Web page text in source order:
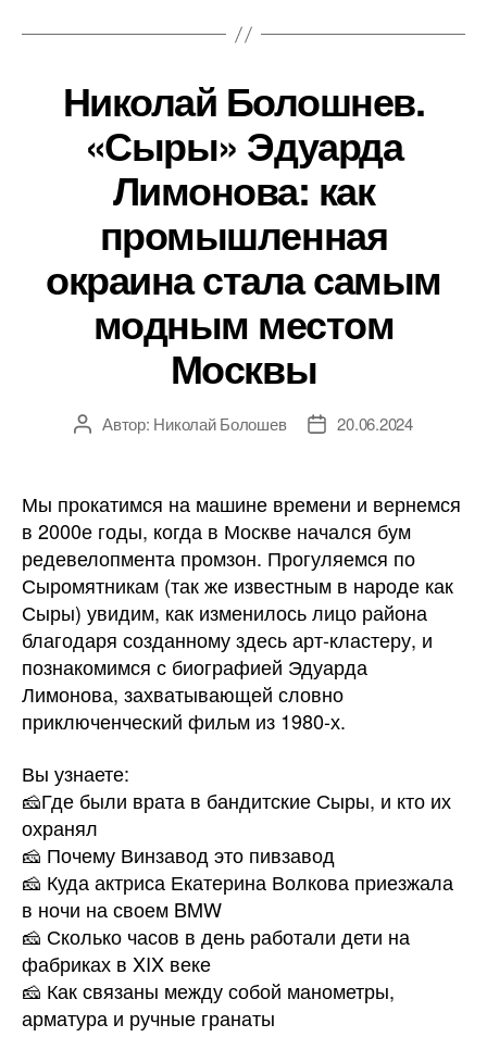
стала
модным
местом
Николай Болошнев.
«Сыры» Эдуарда
Лимонова: как
промышленная
окраина стала самым
модным местом
Москвы
АвторАвтор: Николай Болошев
Дата20.06.2024
Мы прокатимся на машине времени и вернемся
в 2000е годы, когда в Москве начался бум
редевелопмента промзон. Прогуляемся по
Сыромятникам (так же известным в народе как
Сыры) увидим, как изменилось лицо района
благодаря созданному здесь арт-кластеру, и
познакомимся с биографией Эдуарда
Лимонова, захватывающей словно
приключенческий фильм из 1980-х.
Вы узнаете:
🧀Где были врата в бандитские Сыры, и кто их
охранял
🧀 Почему Винзавод это пивзавод
🧀 Куда актриса Екатерина Волкова приезжала
в ночи на своем BMW
🧀 Сколько часов в день работали дети на
фабриках в XIX веке
🧀 Как связаны между собой манометры,
арматура и ручные гранаты